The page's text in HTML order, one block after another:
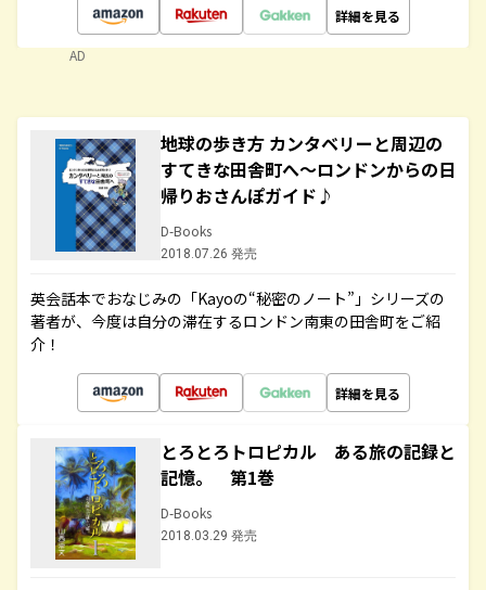
詳細を見る
AD
地球の歩き方 カンタベリーと周辺の
すてきな田舎町へ～ロンドンからの日
帰りおさんぽガイド♪
D-Books
2018.07.26 発売
英会話本でおなじみの「Kayoの“秘密のノート”」シリーズの
著者が、今度は自分の滞在するロンドン南東の田舎町をご紹
介！
詳細を見る
とろとろトロピカル ある旅の記録と
記憶。 第1巻
D-Books
2018.03.29 発売